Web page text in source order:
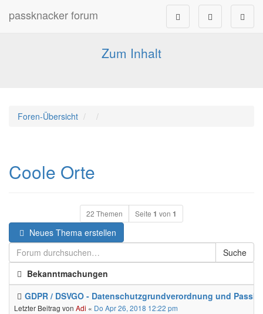
passknacker forum
Forum für alle Pässe- und Tourenfahrer
Zum Inhalt
Foren-Übersicht
Coole Orte
22 Themen Seite 1 von 1
Neues Thema erstellen
Suche
Bekanntmachungen
GDPR / DSVGO - Datenschutzgrundverordnung und
Letzter Beitrag von Adi « Do Apr 26, 2018 12:22 pm